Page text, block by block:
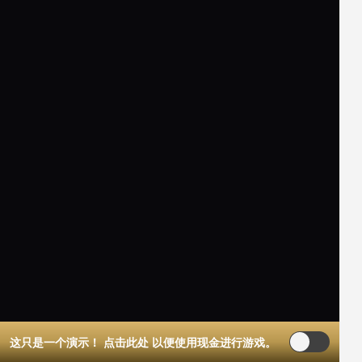
这只是一个演示！ 点击此处以便使用现金进行游戏。